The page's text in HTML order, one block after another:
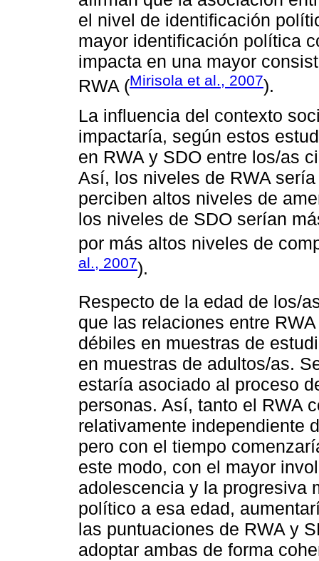
el nivel de identificación
mayor identificación política
impacta en una mayor
RWA (Mirisola et al., 2007).
La influencia del contexto
impactaría, según estos
en RWA y SDO entre los/as
Así, los niveles de RWA
perciben altos niveles de
los niveles de SDO serían
por más altos niveles de
al., 2007).
Respecto de la edad de los/
que las relaciones entre
débiles en muestras de
en muestras de adultos/as.
estaría asociado al proceso
personas. Así, tanto el RWA
relativamente independiente
pero con el tiempo
este modo, con el mayor
adolescencia y la progresiva
político a esa edad,
las puntuaciones de RWA y
adoptar ambas de forma